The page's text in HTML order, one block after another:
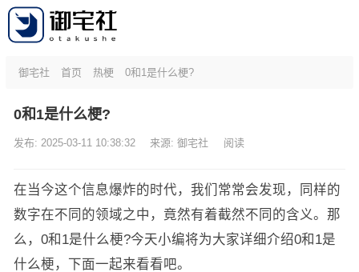
御宅社 首页 热梗 0和1是什么梗?
0和1是什么梗?
发布: 2025-03-11 10:38:32 来源: 御宅社 阅读
在当今这个信息爆炸的时代，我们常常会发现，同样的
数字在不同的领域之中，竟然有着截然不同的含义。那
么，0和1是什么梗?今天小编将为大家详细介绍0和1是
什么梗，下面一起来看看吧。